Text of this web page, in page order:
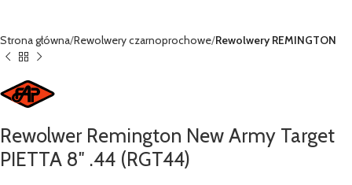
Strona główna Rewolwery czarnoprochowe Rewolwery REMINGTON
Rewolwer Remington New Army Target
PIETTA 8″ .44 (RGT44)